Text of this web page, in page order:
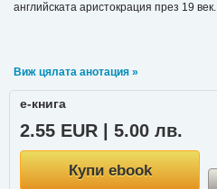
английската аристокрация през 19 век.
Виж цялата анотация »
е-книга
2.55 EUR | 5.00 лв.
Купи ebook